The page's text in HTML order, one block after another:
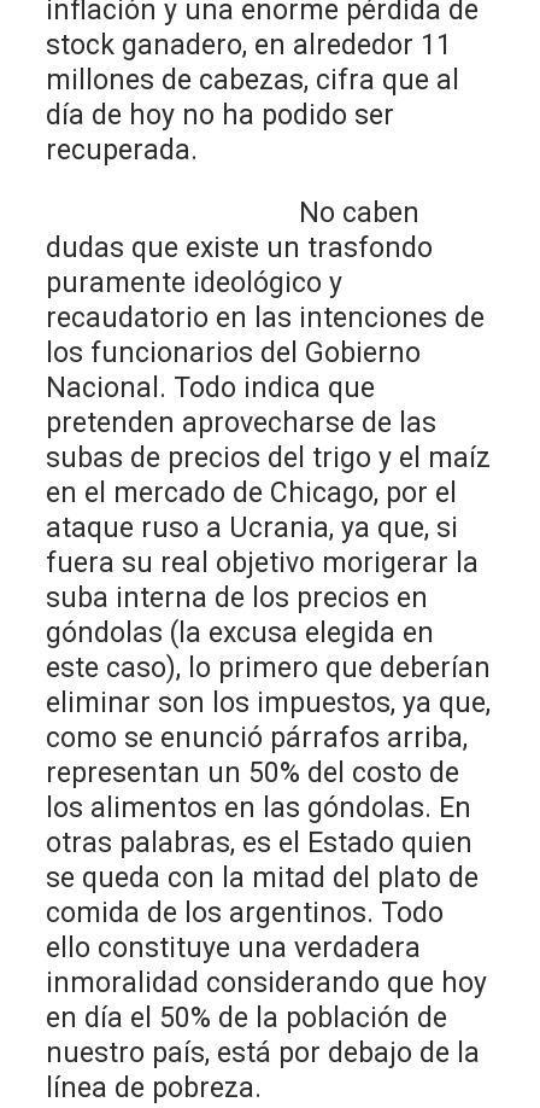
inflación y una enorme pérdida de
stock ganadero, en alrededor 11
millones de cabezas, cifra que al
día de hoy no ha podido ser
recuperada.
No caben
dudas que existe un trasfondo
puramente ideológico y
recaudatorio en las intenciones de
los funcionarios del Gobierno
Nacional. Todo indica que
pretenden aprovecharse de las
subas de precios del trigo y el maíz
en el mercado de Chicago, por el
ataque ruso a Ucrania, ya que, si
fuera su real objetivo morigerar la
suba interna de los precios en
góndolas (la excusa elegida en
este caso), lo primero que deberían
eliminar son los impuestos, ya que,
como se enunció párrafos arriba,
representan un 50% del costo de
los alimentos en las góndolas. En
otras palabras, es el Estado quien
se queda con la mitad del plato de
comida de los argentinos. Todo
ello constituye una verdadera
inmoralidad considerando que hoy
en día el 50% de la población de
nuestro país, está por debajo de la
línea de pobreza.